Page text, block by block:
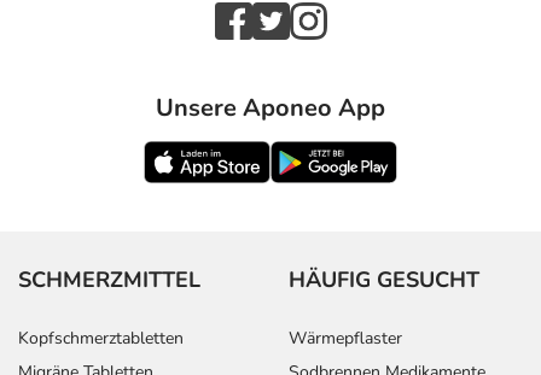
Unsere Aponeo App
SCHMERZMITTEL
Kopfschmerztabletten
HÄUFIG GESUCHT
Wärmepflaster